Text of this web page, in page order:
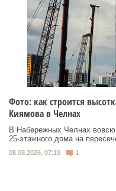
Фото: как строится
Киямова в Челнах
В Набережных Челнах вовсю
25‑этажного дома на
08.08.2026, 07:19 1